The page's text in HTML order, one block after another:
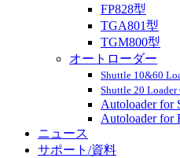
FP828型
TGA801型
TGM800型
オートローダー
Shuttle 10&60
Shuttle 20
Autoloader for
Autoloader for
ニュース
サポート/資料